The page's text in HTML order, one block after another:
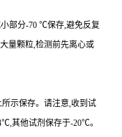
部分-70 ℃保存,避免反复
量颗粒,检测前先离心或
示保存。请注意,收到试
,其他试剂保存于-20℃。